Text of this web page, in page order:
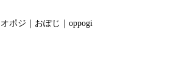
オポジ｜おぽじ｜oppogi